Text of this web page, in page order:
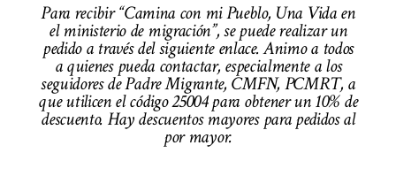
Para recibir “Camina con mi Pueblo, Una Vida en
el ministerio de migración”, se puede realizar un
pedido a través del siguiente enlace. Animo a todos
a quienes pueda contactar, especialmente a los
seguidores de Padre Migrante, CMFN, PCMRT, a
que utilicen el código 25004 para obtener un 10% de
descuento. Hay descuentos mayores para pedidos al
por mayor.